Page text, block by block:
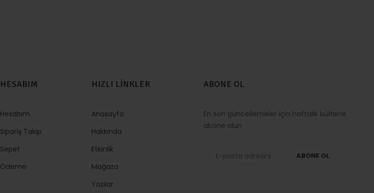
HESABIM
Hesabım
Sipariş Takip
Sepet
Ödeme
HIZLI LİNKLER
Anasayfa
Hakkında
Etkinlik
Mağaza
Yazılar
ABONE OL
En son güncellemeler için haftalık bültene
abone olun
ABONE OL